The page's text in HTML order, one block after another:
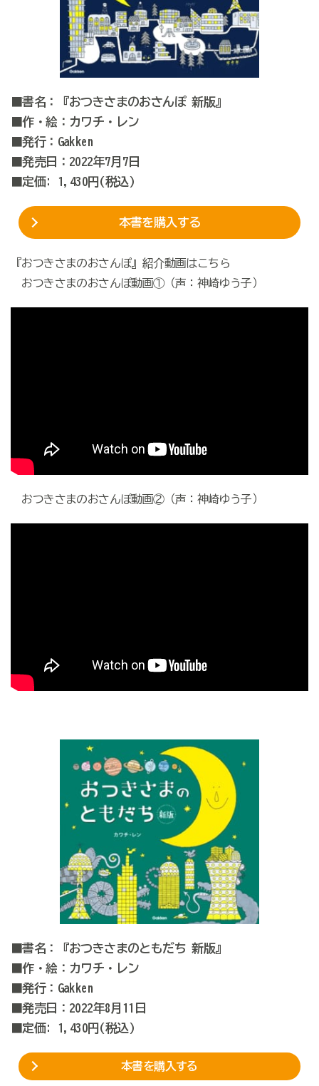
■書名：『おつきさまのおさんぽ 新版』
■作・絵：カワチ・レン
■発行：Gakken
■発売日：2022年7月7日
■定価: 1,430円(税込)
本書を購入する
『おつきさまのおさんぽ』紹介動画はこちら
おつきさまのおさんぽ動画①（声：神崎ゆう子）
おつきさまのおさんぽ動画②（声：神崎ゆう子）
■書名：『おつきさまのともだち 新版』
■作・絵：カワチ・レン
■発行：Gakken
■発売日：2022年8月11日
■定価: 1,430円(税込)
本書を購入する